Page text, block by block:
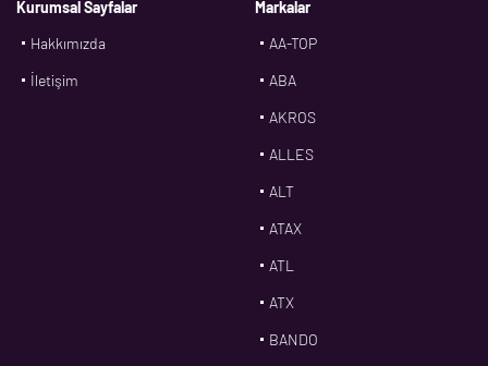
Kurumsal Sayfalar
Hakkımızda
İletişim
Markalar
AA-TOP
ABA
AKROS
ALLES
ALT
ATAX
ATL
ATX
BANDO